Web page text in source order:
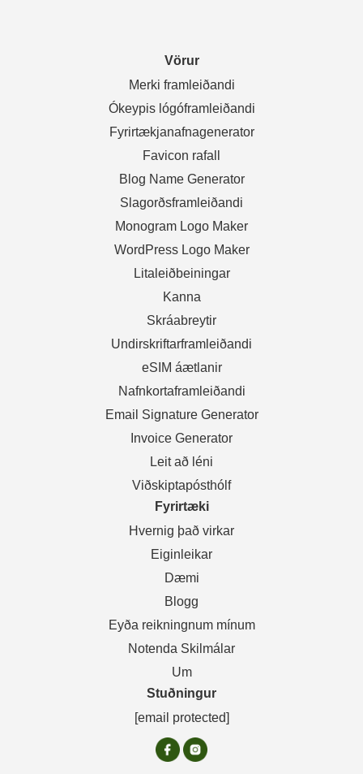
Vörur
Merki framleiðandi
Ókeypis lógóframleiðandi
Fyrirtækjanafnagenerator
Favicon rafall
Blog Name Generator
Slagorðsframleiðandi
Monogram Logo Maker
WordPress Logo Maker
Litaleiðbeiningar
Kanna
Skráabreytir
Undirskriftarframleiðandi
eSIM áætlanir
Nafnkortaframleiðandi
Email Signature Generator
Invoice Generator
Leit að léni
Viðskiptapósthólf
Fyrirtæki
Hvernig það virkar
Eiginleikar
Dæmi
Blogg
Eyða reikningnum mínum
Notenda Skilmálar
Um
Stuðningur
[email protected]